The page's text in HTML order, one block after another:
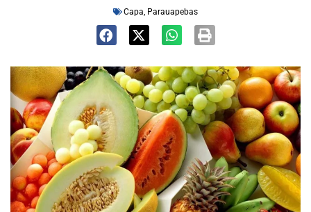
Capa, Parauapebas